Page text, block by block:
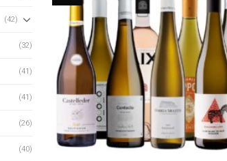
(42)
(32)
(41)
(41)
(26)
(40)